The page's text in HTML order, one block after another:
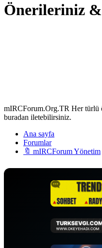
Önerileriniz
mIRCForum.Org.TR Her türlü
buradan iletebilirsiniz.
Ana sayfa
Forumlar
🔖 mIRCForum Yönetim